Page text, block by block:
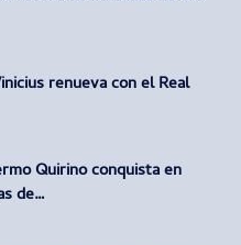
renueva con el Real
Quirino conquista en
de…